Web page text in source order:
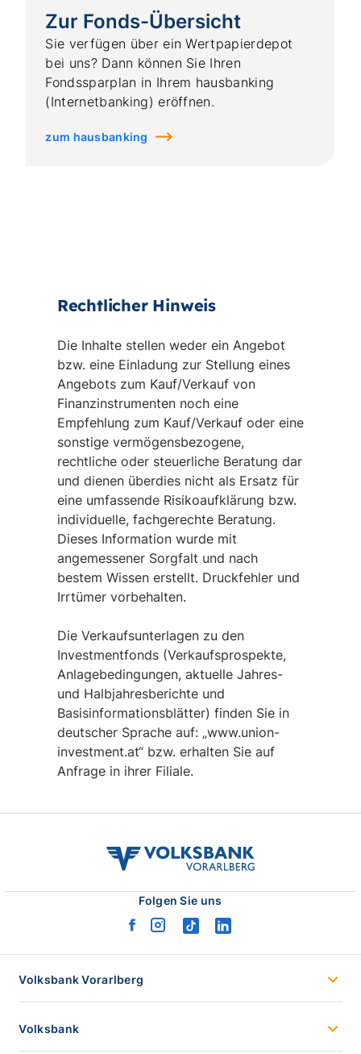
Zur Fonds-Übersicht
Sie verfügen über ein Wertpapierdepot
bei uns? Dann können Sie Ihren
Fondssparplan in Ihrem hausbanking
(Internetbanking) eröffnen.
zum hausbanking
Rechtlicher Hinweis
Die Inhalte stellen weder ein Angebot
bzw. eine Einladung zur Stellung eines
Angebots zum Kauf/Verkauf von
Finanzinstrumenten noch eine
Empfehlung zum Kauf/Verkauf oder eine
sonstige vermögensbezogene,
rechtliche oder steuerliche Beratung dar
und dienen überdies nicht als Ersatz für
eine umfassende Risikoaufklärung bzw.
individuelle, fachgerechte Beratung.
Dieses Information wurde mit
angemessener Sorgfalt und nach
bestem Wissen erstellt. Druckfehler und
Irrtümer vorbehalten.
Die Verkaufsunterlagen zu den
Investmentfonds (Verkaufsprospekte,
Anlagebedingungen, aktuelle Jahres-
und Halbjahresberichte und
Basisinformationsblätter) finden Sie in
deutscher Sprache auf: „www.union-
investment.at“ bzw. erhalten Sie auf
Anfrage in ihrer Filiale.
volksbank
vvb
Folgen Sie uns
facebook
instagram
tiktoklinkedin
Volksbank Vorarlberg
Volksbank